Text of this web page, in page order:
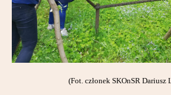
(Fot. członek SKOnSR Dariusz